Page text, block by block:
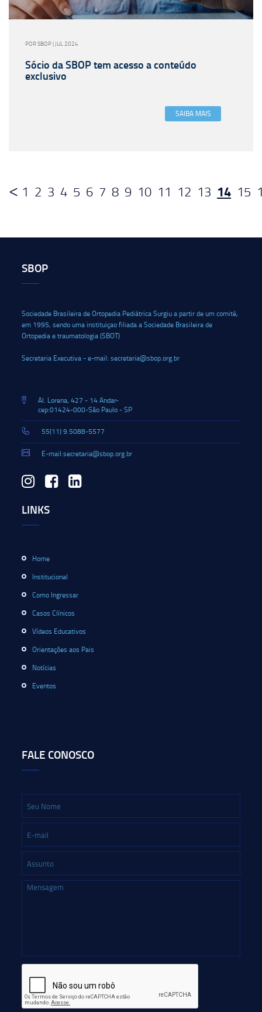
POR SBOP | JUL 2024
Sócio da SBOP tem acesso a conteúdo
exclusivo
SAIBA MAIS
1 2 3 4 5 6 7 8 9 10 11 12 13 14 15
SBOP
Sociedade Brasileira de Ortopedia Pediátrica Surgiu a partir de um comitê,
em 1995, sendo uma instituiçao filiada a Sociedade Brasileira de
Ortopedia e traumatologia (SBOT)
Secretaria Executiva - e-mail: secretaria@sbop.org.br
Al. Lorena, 427 - 14 Andar-
cep:01424-000-São Paulo - SP
55(11) 9.5088-5577
E-mail:secretaria@sbop.org.br
LINKS
Home
Institucional
Como Ingressar
Casos Clínicos
Vídeos Educativos
Orientações aos Pais
Notícias
Eventos
FALE CONOSCO